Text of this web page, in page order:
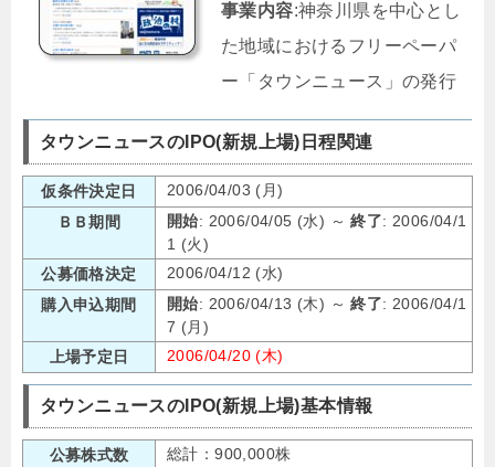
事業内容:神奈川県を中心とし
た地域におけるフリーペーパ
ー「タウンニュース」の発行
タウンニュースのIPO(新規上場)日程関連
仮条件決定日
2006/04/03 (月)
ＢＢ期間
開始: 2006/04/05 (水) ～終了: 2006/04/1
1 (火)
公募価格決定
2006/04/12 (水)
購入申込期間
開始: 2006/04/13 (木) ～終了: 2006/04/1
7 (月)
上場予定日
2006/04/20 (木)
タウンニュースのIPO(新規上場)基本情報
公募株式数
総計：900,000株